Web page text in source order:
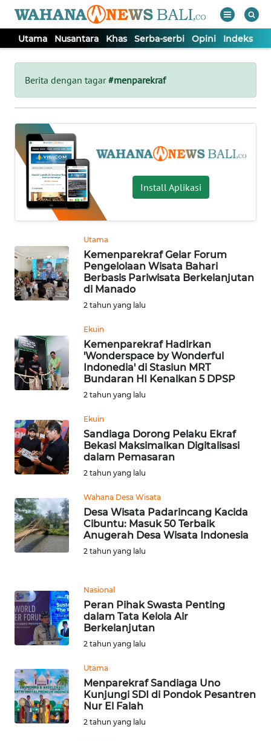
Utama Nusantara Khas Serba-serbi Opini Indeks
Berita dengan tagar#menparekraf
Install Aplikasi
Utama
Kemenparekraf Gelar Forum
Pengelolaan Wisata Bahari
Berbasis Pariwisata Berkelanjutan
di Manado
2 tahun yang lalu
Ekuin
Kemenparekraf Hadirkan
'Wonderspace by Wonderful
Indonedia' di Stasiun MRT
Bundaran HI Kenalkan 5 DPSP
2 tahun yang lalu
Ekuin
Sandiaga Dorong Pelaku Ekraf
Bekasi Maksimalkan Digitalisasi
dalam Pemasaran
2 tahun yang lalu
Wahana Desa Wisata
Desa Wisata Padarincang Kacida
Cibuntu: Masuk 50 Terbaik
Anugerah Desa Wisata Indonesia
2 tahun yang lalu
Nasional
Peran Pihak Swasta Penting
dalam Tata Kelola Air
Berkelanjutan
2 tahun yang lalu
Utama
Menparekraf Sandiaga Uno
Kunjungi SDI di Pondok Pesantren
Nur El Falah
2 tahun yang lalu
Tutup
UTAMA
NUSANTARA
KHAS
SERBA-
SERBI
OPINI
Informasi
KONTAK
KAMI
IKLAN
TENTANG
KAMI
PEDOMAN
MEDIA
SIBER
REDAKSI
DISCLAIMER
Wahana
Regional
WN
SUMUT